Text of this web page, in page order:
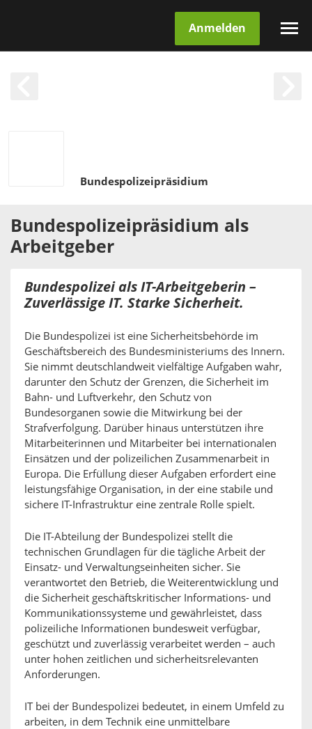
Anmelden
Bundespolizeipräsidium
Bundespolizeipräsidium als
Arbeitgeber
Bundespolizei als IT-Arbeitgeberin –
Zuverlässige IT. Starke Sicherheit.
Die Bundespolizei ist eine Sicherheitsbehörde im
Geschäftsbereich des Bundesministeriums des Innern.
Sie nimmt deutschlandweit vielfältige Aufgaben wahr,
darunter den Schutz der Grenzen, die Sicherheit im
Bahn- und Luftverkehr, den Schutz von
Bundesorganen sowie die Mitwirkung bei der
Strafverfolgung. Darüber hinaus unterstützen ihre
Mitarbeiterinnen und Mitarbeiter bei internationalen
Einsätzen und der polizeilichen Zusammenarbeit in
Europa. Die Erfüllung dieser Aufgaben erfordert eine
leistungsfähige Organisation, in der eine stabile und
sichere IT-Infrastruktur eine zentrale Rolle spielt.
Die IT-Abteilung der Bundespolizei stellt die
technischen Grundlagen für die tägliche Arbeit der
Einsatz- und Verwaltungseinheiten sicher. Sie
verantwortet den Betrieb, die Weiterentwicklung und
die Sicherheit geschäftskritischer Informations- und
Kommunikationssysteme und gewährleistet, dass
polizeiliche Informationen bundesweit verfügbar,
geschützt und zuverlässig verarbeitet werden – auch
unter hohen zeitlichen und sicherheitsrelevanten
Anforderungen.
IT bei der Bundespolizei bedeutet, in einem Umfeld zu
arbeiten, in dem Technik eine unmittelbare